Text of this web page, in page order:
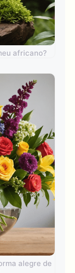
africano?
alegre de